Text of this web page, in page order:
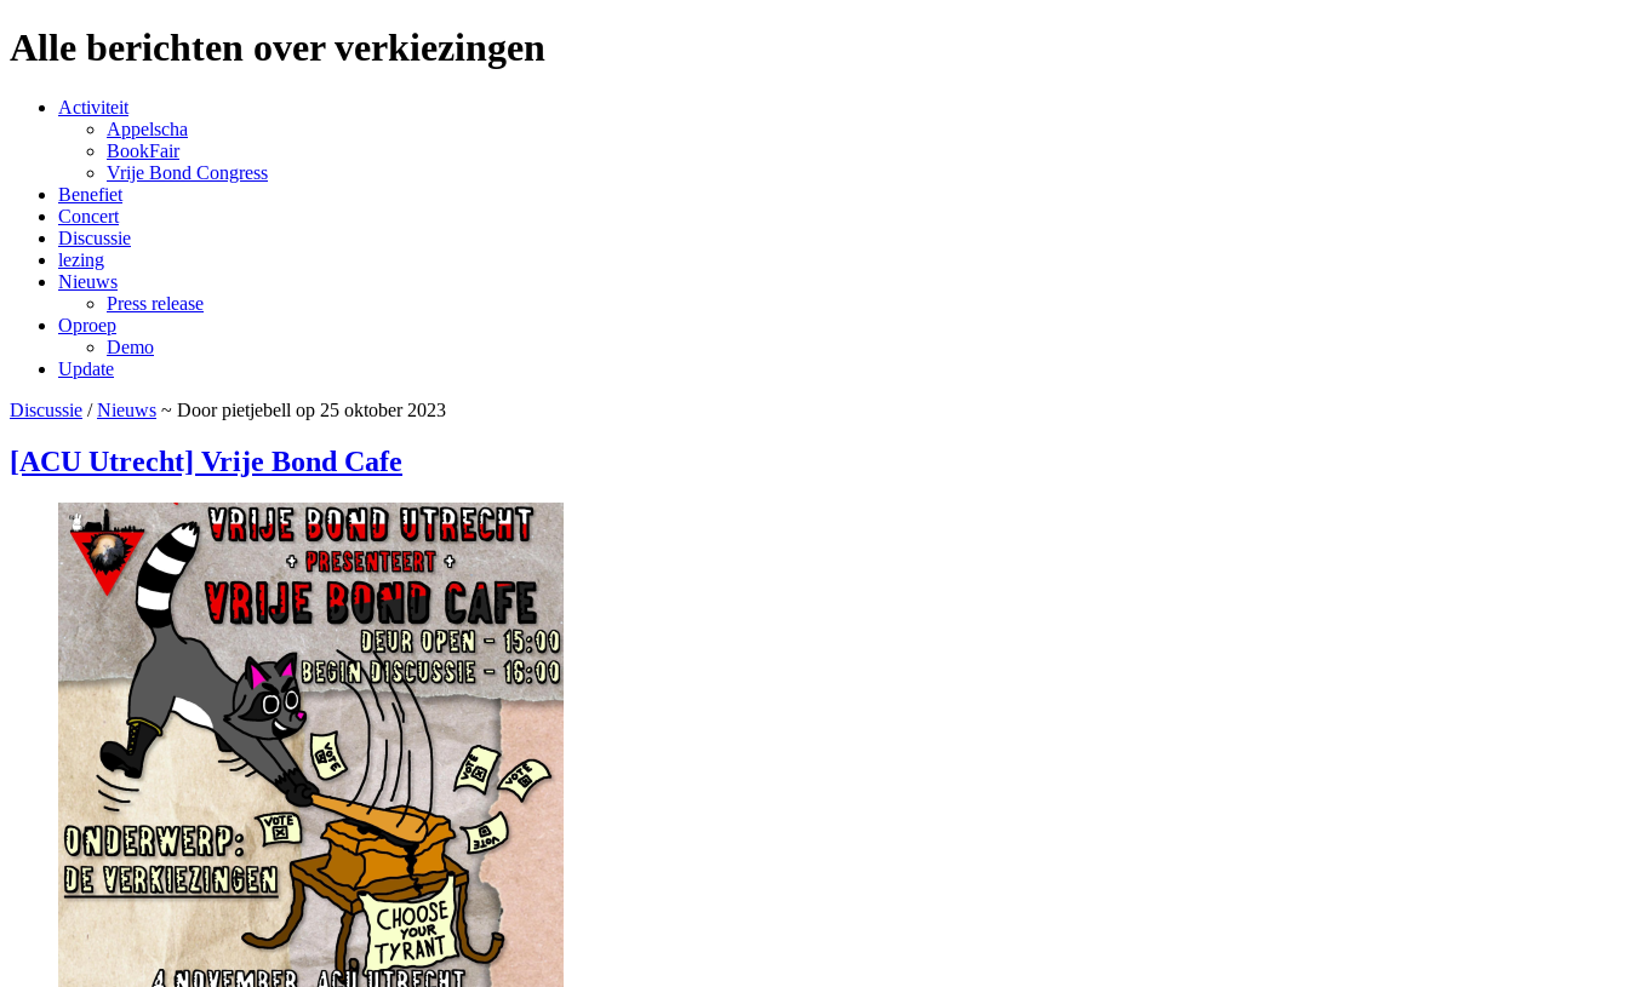
Alle berichten over verkiezingen
Activiteit
Appelscha
BookFair
Vrije Bond Congress
Benefiet
Concert
Discussie
lezing
Nieuws
Press release
Oproep
Demo
Update
Discussie /Nieuws ~ Door pietjebell op 25 oktober 2023
[ACU Utrecht] Vrije Bond Cafe